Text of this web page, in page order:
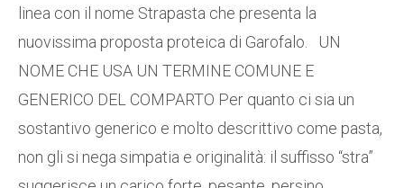
linea con il nome Strapasta che presenta la
nuovissima proposta proteica di Garofalo. UN
NOME CHE USA UN TERMINE COMUNE E
GENERICO DEL COMPARTO Per quanto ci sia un
sostantivo generico e molto descrittivo come pasta,
non gli si nega simpatia e originalità: il suffisso “stra”